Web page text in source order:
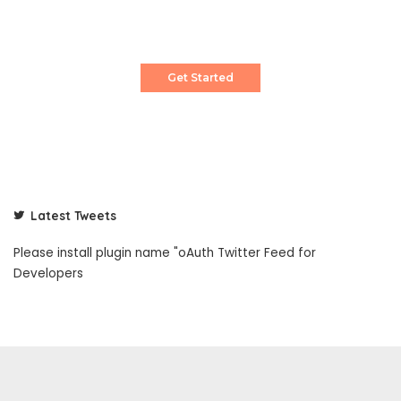
Get Started
Latest Tweets
Please install plugin name "oAuth Twitter Feed for
Developers